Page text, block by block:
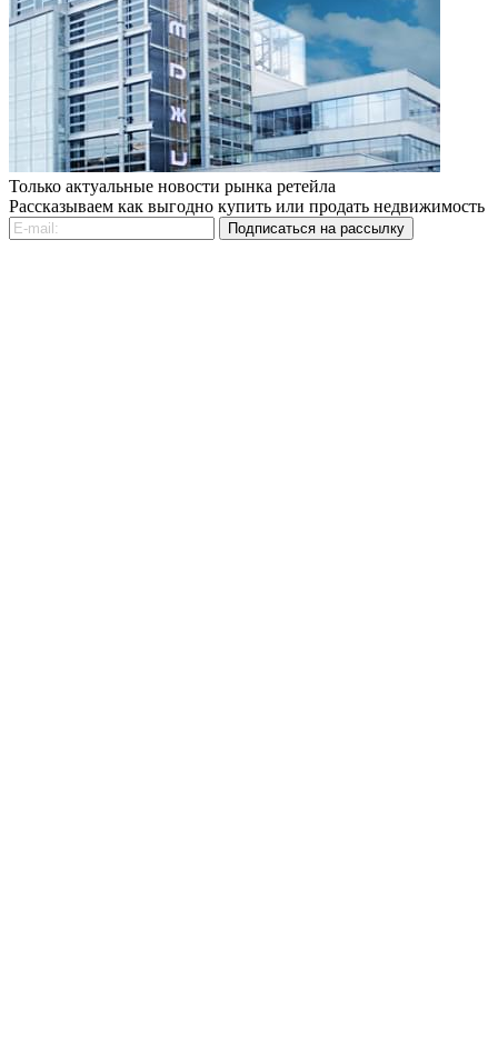
Только актуальные новости рынка ретейла
Рассказываем как выгодно купить или продать недвижимость